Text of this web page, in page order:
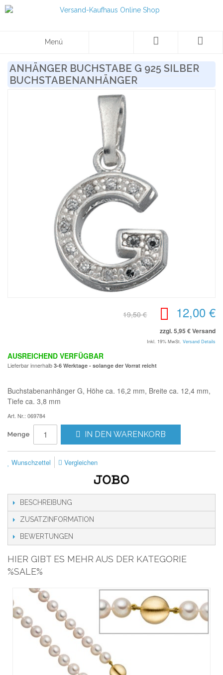
Menü
ANHÄNGER BUCHSTABE G 925 SILBER
BUCHSTABENANHÄNGER
19,50 € 12,00 €
zzgl. 5,95 € Versand
Inkl. 19% MwSt. Versand Details
AUSREICHEND VERFÜGBAR
Lieferbar innerhalb 3-6 Werktage - solange der Vorrat reicht
Buchstabenanhänger G, Höhe ca. 16,2 mm, Breite ca. 12,4 mm,
Tiefe ca. 3,8 mm
Art. Nr.: 069784
Menge IN DEN WARENKORB
Wunschzettel Vergleichen
BESCHREIBUNG
ZUSATZINFORMATION
BEWERTUNGEN
HIER GIBT ES MEHR AUS DER KATEGORIE
%SALE%